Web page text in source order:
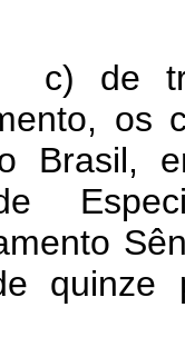
os
Brasil,